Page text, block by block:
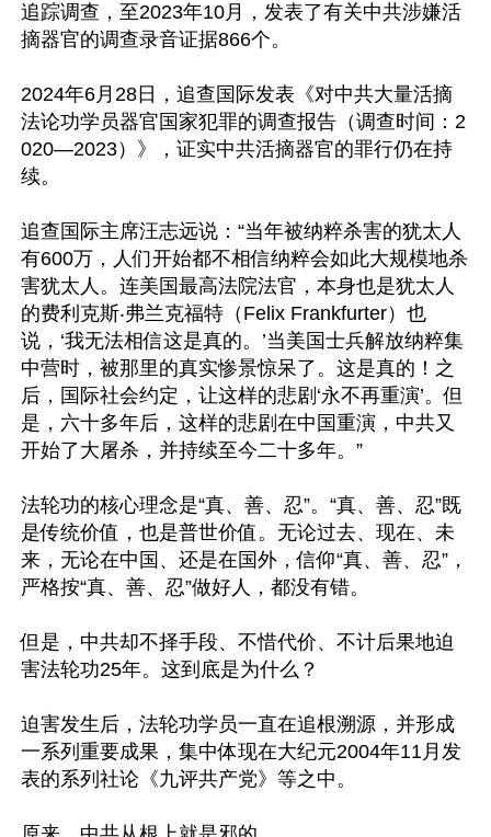
追踪调查，至2023年10月，发表了有关中共涉嫌活
摘器官的调查录音证据866个。
2024年6月28日，追查国际发表《对中共大量活摘
法论功学员器官国家犯罪的调查报告（调查时间：2
020—2023）》，证实中共活摘器官的罪行仍在持
续。
追查国际主席汪志远说：“当年被纳粹杀害的犹太人
有600万，人们开始都不相信纳粹会如此大规模地杀
害犹太人。连美国最高法院法官，本身也是犹太人
的费利克斯‧弗兰克福特（Felix Frankfurter）也
说，‘我无法相信这是真的。’当美国士兵解放纳粹集
中营时，被那里的真实惨景惊呆了。这是真的！之
后，国际社会约定，让这样的悲剧‘永不再重演’。但
是，六十多年后，这样的悲剧在中国重演，中共又
开始了大屠杀，并持续至今二十多年。”
法轮功的核心理念是“真、善、忍”。“真、善、忍”既
是传统价值，也是普世价值。无论过去、现在、未
来，无论在中国、还是在国外，信仰“真、善、忍”，
严格按“真、善、忍”做好人，都没有错。
但是，中共却不择手段、不惜代价、不计后果地迫
害法轮功25年。这到底是为什么？
迫害发生后，法轮功学员一直在追根溯源，并形成
一系列重要成果，集中体现在大纪元2004年11月发
表的系列社论《九评共产党》等之中。